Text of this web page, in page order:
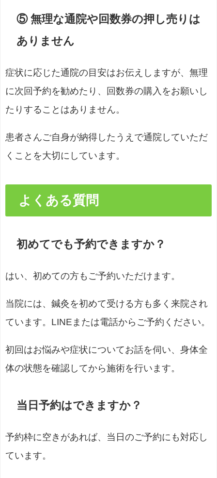
⑤ 無理な通院や回数券の押し売りは
ありません
症状に応じた通院の目安はお伝えしますが、無理
に次回予約を勧めたり、回数券の購入をお願いし
たりすることはありません。
患者さんご自身が納得したうえで通院していただ
くことを大切にしています。
よくある質問
初めてでも予約できますか？
はい、初めての方もご予約いただけます。
当院には、鍼灸を初めて受ける方も多く来院され
ています。LINEまたは電話からご予約ください。
初回はお悩みや症状についてお話を伺い、身体全
体の状態を確認してから施術を行います。
当日予約はできますか？
予約枠に空きがあれば、当日のご予約にも対応し
ています。